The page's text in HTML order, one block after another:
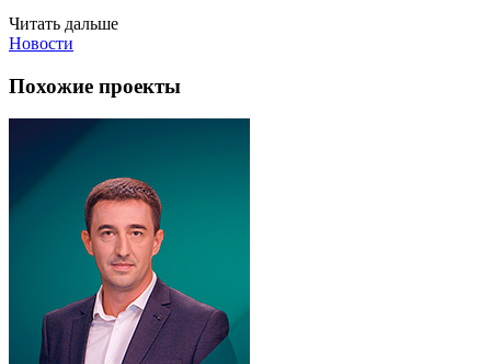
Читать дальше
Новости
Похожие проекты